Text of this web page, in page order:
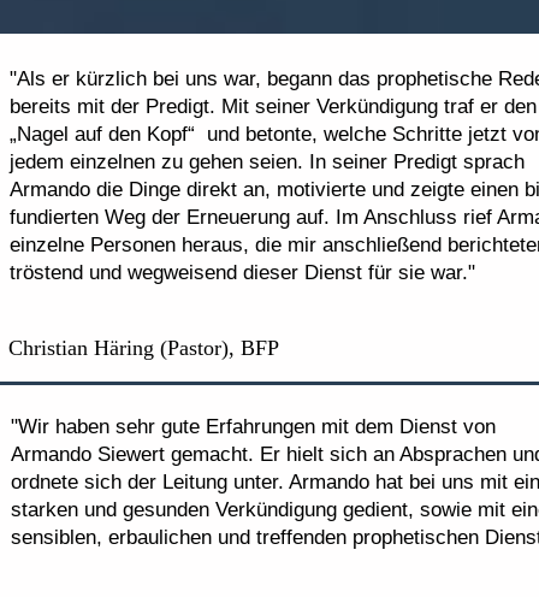
"Als er kürzlich bei uns war, begann das prophetische
bereits mit der Predigt. Mit seiner Verkündigung traf er den
„Nagel auf den Kopf“ und betonte, welche Schritte jetzt
jedem einzelnen zu gehen seien. In seiner Predigt sprach
Armando die Dinge direkt an, motivierte und zeigte einen
fundierten Weg der Erneuerung auf. Im Anschluss rief
einzelne Personen heraus, die mir anschließend
tröstend und wegweisend dieser Dienst für sie war."
Christian Häring (Pastor), BFP
"Wir haben sehr gute Erfahrungen mit dem Dienst von
Armando Siewert gemacht. Er hielt sich an Absprachen
ordnete sich der Leitung unter. Armando hat bei uns mit
starken und gesunden Verkündigung gedient, sowie mit
sensiblen, erbaulichen und treffenden prophetischen